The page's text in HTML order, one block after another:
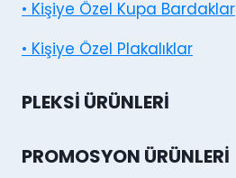
• Kişiye Özel Kupa Bardaklar
• Kişiye Özel Plakalıklar
PLEKSI ÜRÜNLERI
PROMOSYON ÜRÜNLERI